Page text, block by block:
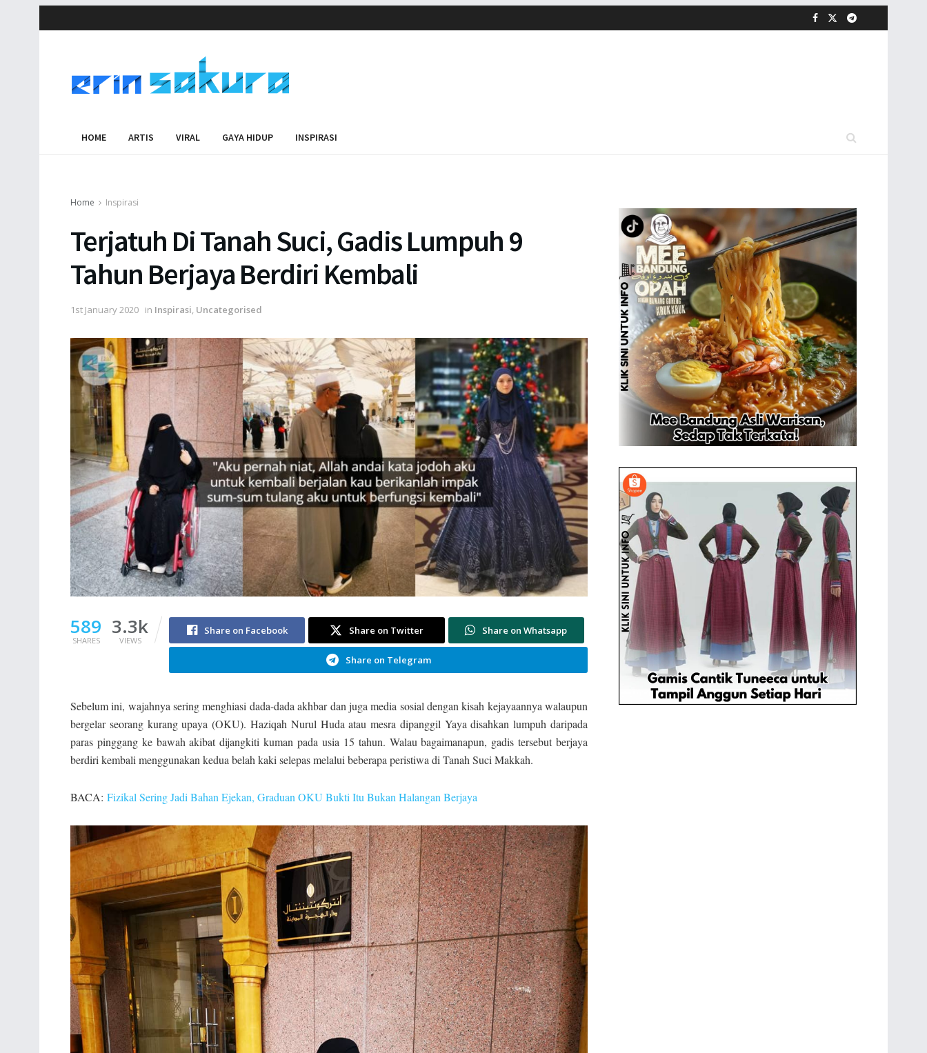
HOME ARTIS VIRAL GAYA HIDUP INSPIRASI
Home Inspirasi
Terjatuh Di Tanah Suci, Gadis Lumpuh 9
Tahun Berjaya Berdiri Kembali
1st January 2020 in Inspirasi, Uncategorised
589
SHARES
3.3k
VIEWS
Share on Facebook Share on Twitter Share on Whatsapp
Share on Telegram
Sebelum ini, wajahnya sering menghiasi dada-dada akhbar dan juga media sosial dengan kisah kejayaannya walaupun
bergelar seorang kurang upaya (OKU). Haziqah Nurul Huda atau mesra dipanggil Yaya disahkan lumpuh daripada
paras pinggang ke bawah akibat dijangkiti kuman pada usia 15 tahun. Walau bagaimanapun, gadis tersebut berjaya
berdiri kembali menggunakan kedua belah kaki selepas melalui beberapa peristiwa di Tanah Suci Makkah.
BACA: Fizikal Sering Jadi Bahan Ejekan, Graduan OKU Bukti Itu Bukan Halangan Berjaya